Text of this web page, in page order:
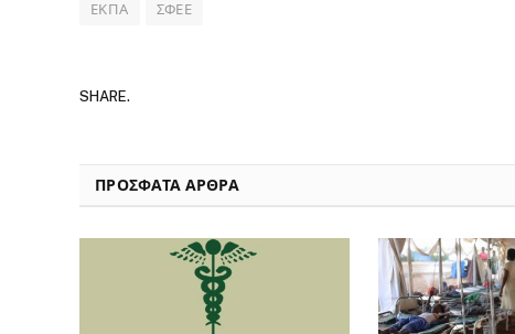
ΕΚΠΑ ΣΦΕΕ
SHARE.
ΠΡΟΣΦΑΤΑ ΑΡΘΡΑ